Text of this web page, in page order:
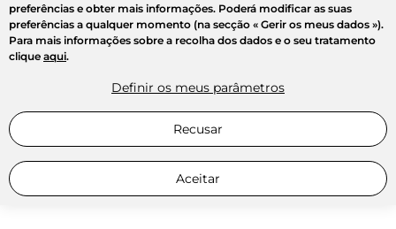
preferências e obter mais informações. Poderá modificar as suas
preferências a qualquer momento (na secção « Gerir os meus dados »).
Para mais informações sobre a recolha dos dados e o seu tratamento
clique aqui.
Definir os meus parâmetros
Recusar
Aceitar